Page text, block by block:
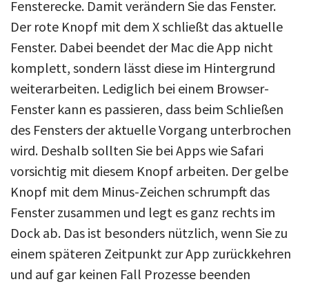
Fensterecke. Damit verändern Sie das Fenster.
Der rote Knopf mit dem X schließt das aktuelle
Fenster. Dabei beendet der Mac die App nicht
komplett, sondern lässt diese im Hintergrund
weiterarbeiten. Lediglich bei einem Browser-
Fenster kann es passieren, dass beim Schließen
des Fensters der aktuelle Vorgang unterbrochen
wird. Deshalb sollten Sie bei Apps wie Safari
vorsichtig mit diesem Knopf arbeiten. Der gelbe
Knopf mit dem Minus-Zeichen schrumpft das
Fenster zusammen und legt es ganz rechts im
Dock ab. Das ist besonders nützlich, wenn Sie zu
einem späteren Zeitpunkt zur App zurückkehren
und auf gar keinen Fall Prozesse beenden